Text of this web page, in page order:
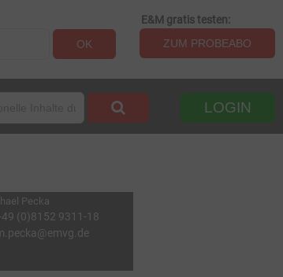
OK
E&M gratis testen:
ZUM PROBEABO
LOGIN
Pecka
(0)8152 9311-18